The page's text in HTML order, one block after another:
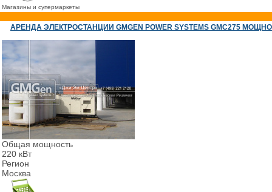
Магазины и супермаркеты
АРЕНДА ЭЛЕКТРОСТАНЦИИ GMGEN POWER SYSTEMS GMC275
Общая мощность
220 кВт
Регион
Москва